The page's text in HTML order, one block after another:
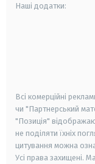
Наші додатки:
Всі комерційні
чи "Партнерський
"Позиція"
не поділяти їхніх
цитування можна
Усі права захищені.